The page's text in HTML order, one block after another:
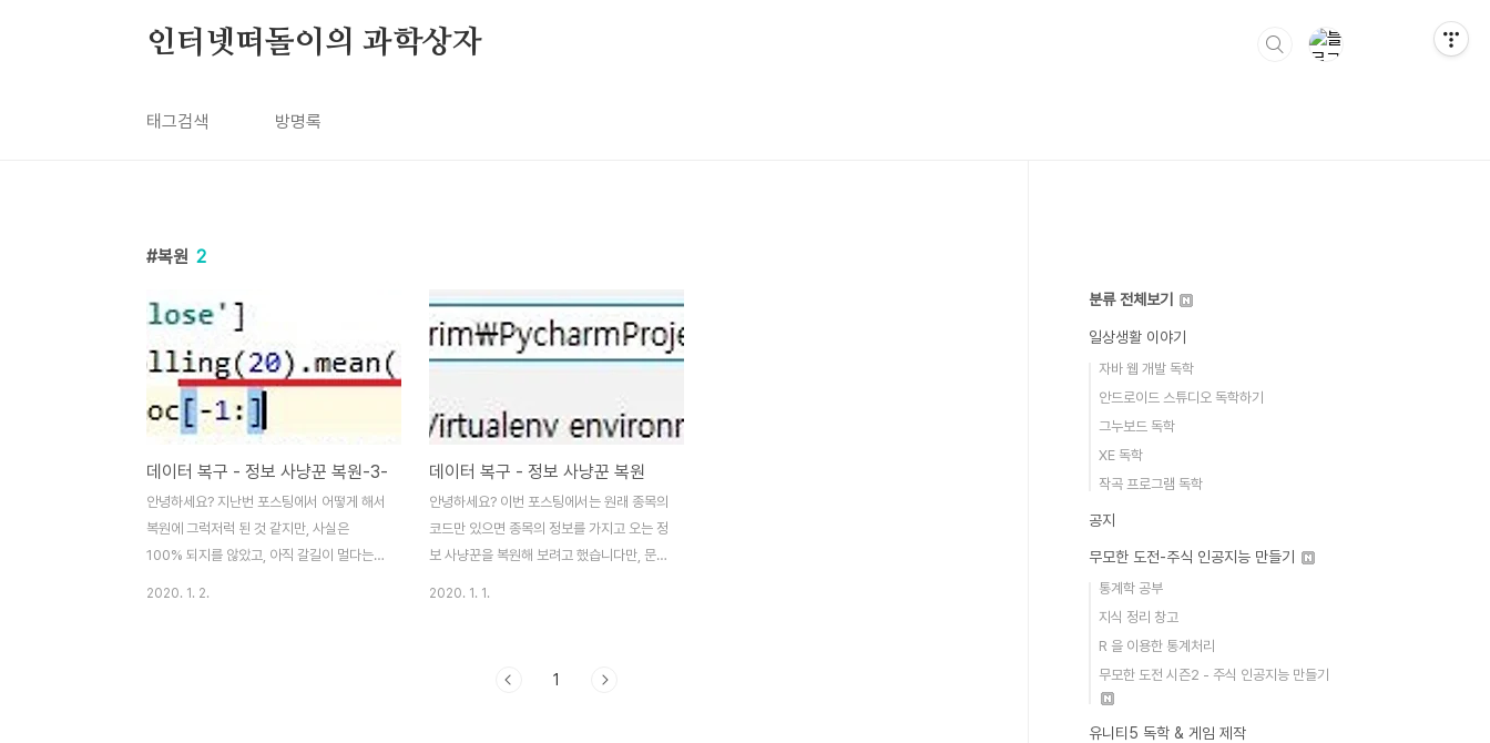
인터넷떠돌이의 과학상자
태그검색 방명록
복원 2
데이터 복구 - 정보 사냥꾼 복원-3-
안녕하세요? 지난번 포스팅에서 어떻게 해서
복원에 그럭저럭 된 것 같지만, 사실은
100% 되지를 않았고, 아직 갈길이 멀다는
2020. 1. 2.
데이터 복구 - 정보 사냥꾼 복원
안녕하세요? 이번 포스팅에서는 원래 종목의
코드만 있으면 종목의 정보를 가지고 오는 정
보 사냥꾼을 복원해 보려고 했습니다만, 문제
서 일단 프로젝트를 새로 생성해 주도록 합니
2020. 1. 1.
1
분류 전체보기
일상생활 이야기
자바 웹 개발 독학
안드로이드 스튜디오 독학하기
그누보드 독학
XE 독학
작곡 프로그램 독학
공지
무모한 도전-주식 인공지능 만들기
통계학 공부
지식 정리 창고
R 을 이용한 통계처리
무모한 도전 시즌2 - 주식 인공지능 만들기
유니티5 독학 & 게임 제작